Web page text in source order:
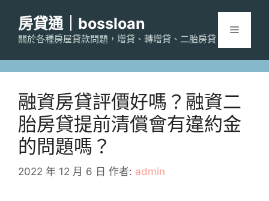
房貸通｜bossloan
關於各種房屋貸款問題，增貸、轉增貸、二胎房貸
選
融資房貸評價好嗎？融資二
胎房貸提前清償會有違約金
的問題嗎？
2022 年 12 月 6 日 作者: admin